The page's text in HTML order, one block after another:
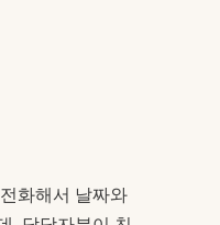
화해서 날짜와